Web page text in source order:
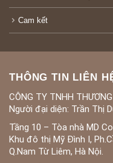
Cam kết
THÔNG TIN LIÊN
CÔNG TY TNHH
Người đại diện: Trần Thị
Tầng 10 – Tòa nhà MD
Khu đô thị Mỹ Đình I,
Q.Nam Từ Liêm, Hà Nội.